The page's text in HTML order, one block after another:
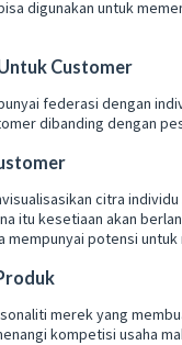
digunakan untuk
Customer
federasi dengan
dibanding dengan
citra
itu kesetiaan akan
mempunyai potensi
merek yang
kompetisi usaha